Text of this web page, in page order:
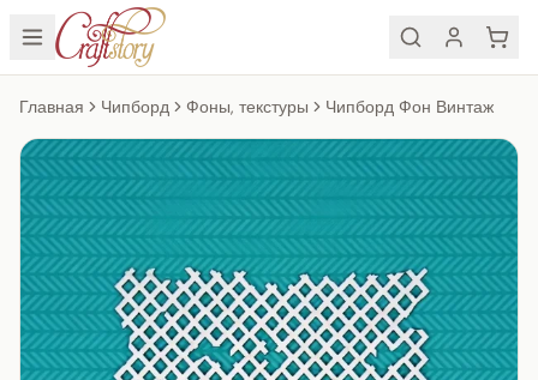
Главная Чипборд Фоны, текстуры Чипборд Фон Винтаж